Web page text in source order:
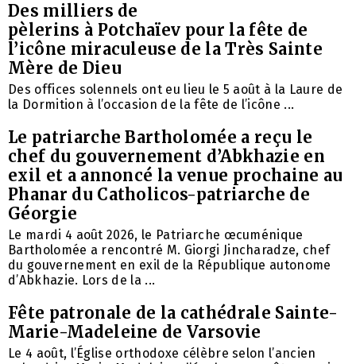
Des milliers de
pèlerins à Potchaïev pour la fête de
l’icône miraculeuse de la Très Sainte
Mère de Dieu
Des offices solennels ont eu lieu le 5 août à la Laure de
la Dormition à l’occasion de la fête de l’icône ...
Le patriarche Bartholomée a reçu le
chef du gouvernement d’Abkhazie en
exil et a annoncé la venue prochaine au
Phanar du Catholicos-patriarche de
Géorgie
Le mardi 4 août 2026, le Patriarche œcuménique
Bartholomée a rencontré M. Giorgi Jincharadze, chef
du gouvernement en exil de la République autonome
d’Abkhazie. Lors de la ...
Fête patronale de la cathédrale Sainte-
Marie-Madeleine de Varsovie
Le 4 août, l’Église orthodoxe célèbre selon l’ancien